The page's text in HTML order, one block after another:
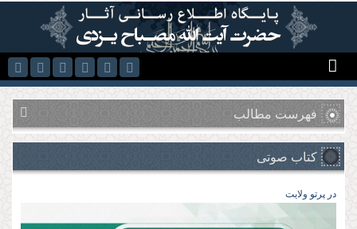
رفتن به محتوای اصلی
فهرست مطالب
کتاب صوتی
در پرتو ولایت